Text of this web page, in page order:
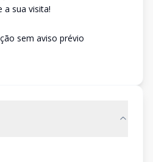
a sua visita!
sem aviso prévio